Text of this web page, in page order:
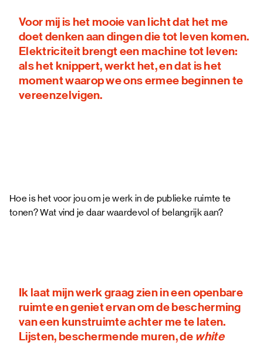
Voor mij is het mooie van licht dat het me
doet denken aan dingen die tot leven komen.
Elektriciteit brengt een machine tot leven:
als het knippert, werkt het, en dat is het
moment waarop we ons ermee beginnen te
vereenzelvigen.
Hoe is het voor jou om je werk in de publieke ruimte te
tonen? Wat vind je daar waardevol of belangrijk aan?
Ik laat mijn werk graag zien in een openbare
ruimte en geniet ervan om de bescherming
van een kunstruimte achter me te laten.
Lijsten, beschermende muren, de white